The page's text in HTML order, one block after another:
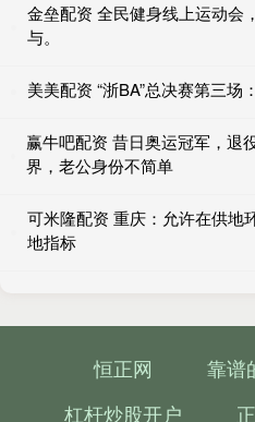
金垒配资 全民健身线上运动会
与。
美美配资 “浙BA”总决赛第三场
赢牛吧配资 昔日奥运冠军，退
界，老公身份不简单
可米隆配资 重庆：允许在供地
地指标
恒正网
靠谱
杠杆炒股开户